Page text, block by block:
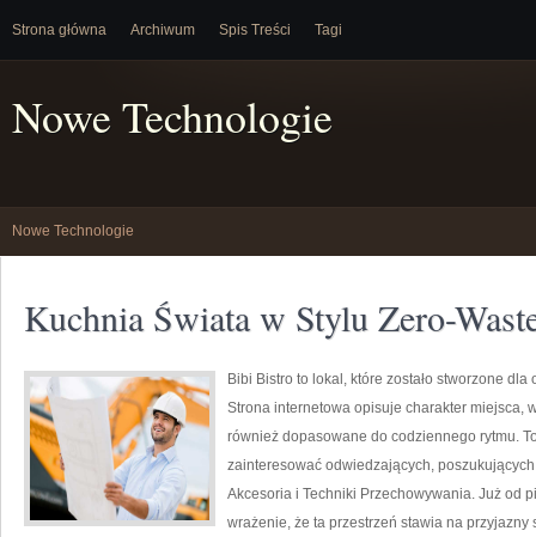
Strona główna Archiwum Spis Treści Tagi
Nowe Technologie
Nowe Technologie
Kuchnia Świata w Stylu Zero-
Bibi Bistro to lokal, które zostało stworzone
Strona internetowa opisuje charakter miejsca,
również dopasowane do codziennego rytmu.
zainteresować odwiedzających,
Akcesoria i Techniki Przechowywania. Już od
wrażenie, że ta przestrzeń stawia na przyjazny